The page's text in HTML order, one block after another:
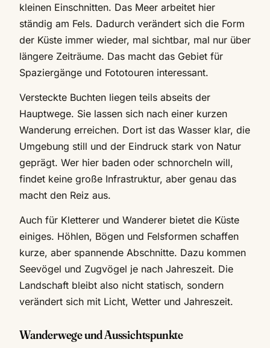
kleinen Einschnitten. Das Meer arbeitet hier
ständig am Fels. Dadurch verändert sich die Form
der Küste immer wieder, mal sichtbar, mal nur über
längere Zeiträume. Das macht das Gebiet für
Spaziergänge und Fototouren interessant.
Versteckte Buchten liegen teils abseits der
Hauptwege. Sie lassen sich nach einer kurzen
Wanderung erreichen. Dort ist das Wasser klar, die
Umgebung still und der Eindruck stark von Natur
geprägt. Wer hier baden oder schnorcheln will,
findet keine große Infrastruktur, aber genau das
macht den Reiz aus.
Auch für Kletterer und Wanderer bietet die Küste
einiges. Höhlen, Bögen und Felsformen schaffen
kurze, aber spannende Abschnitte. Dazu kommen
Seevögel und Zugvögel je nach Jahreszeit. Die
Landschaft bleibt also nicht statisch, sondern
verändert sich mit Licht, Wetter und Jahreszeit.
Wanderwege und Aussichtspunkte